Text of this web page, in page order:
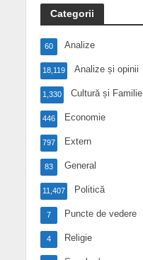
Categorii
Analize
60
Analize și opinii
18,119
Cultură și Familie
1,330
Economie
446
Extern
797
General
83
Politică
11,407
Puncte de vedere
7
Religie
4